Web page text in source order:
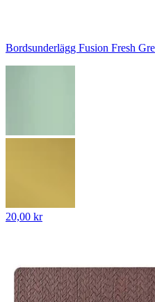
Bordsunderlägg Fusion Fresh
20,00 kr